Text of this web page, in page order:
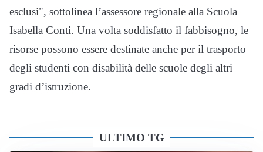
esclusi", sottolinea l’assessore regionale alla Scuola
Isabella Conti. Una volta soddisfatto il fabbisogno, le
risorse possono essere destinate anche per il trasporto
degli studenti con disabilità delle scuole degli altri
gradi d’istruzione.
ULTIMO TG